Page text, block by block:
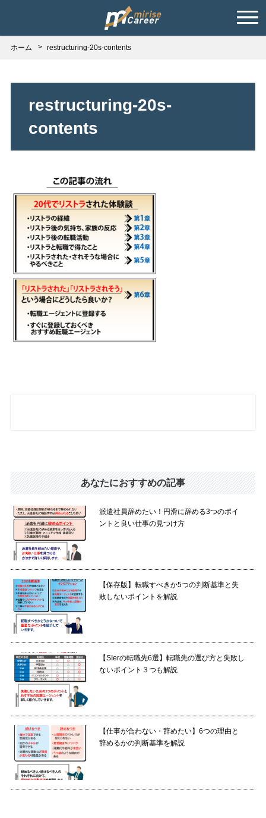
ホーム restructuring-20s-contents
restructuring-20s-
contents
あなたにおすすめの記事
派遣社員辞めたい！円滑に辞める3つのポイ
ントと良い仕事の見つけ方
【保存版】転職すべきか5つの判断基準と失
敗しないポイントを解説
【SIerの転職先6選】転職先の選び方と失敗し
ないポイント３つも解説
【仕事が合わない・辞めたい】6つの理由と
辞めるかの判断基準を解説